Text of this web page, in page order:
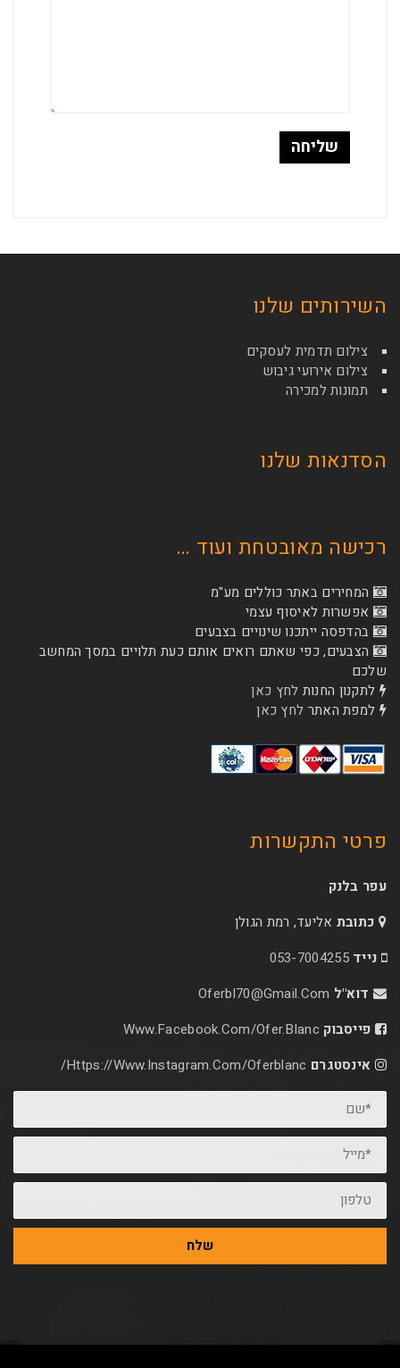
השירותים שלנו
צילום תדמית לעסקים
צילום אירועי גיבוש
תמונות למכירה
הסדנאות שלנו
רכישה מאובטחת ועוד …
המחירים באתר כוללים מע"מ
אפשרות לאיסוף עצמי
בהדפסה ייתכנו שינויים בצבעים
הצבעים, כפי שאתם רואים אותם כעת תלויים במסך המחשב
שלכם
לתקנון החנות לחץ כאן
למפת האתר לחץ כאן
פרטי התקשרות
עפר בלנק
כתובת אליעד, רמת הגולן
נייד 053-7004255
דוא"ל Oferbl70@Gmail.Com
פייסבוק Www.facebook.com/ofer.blanc
אינסטגרם Https://www.instagram.com/oferblanc/
*שם
*מייל
טלפון
שלח